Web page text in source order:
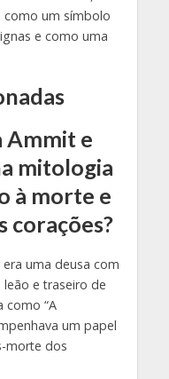
um símbolo
e como uma
Ammit e
mitologia
à morte e
corações?
uma deusa com
e traseiro de
como “A
um papel
morte dos